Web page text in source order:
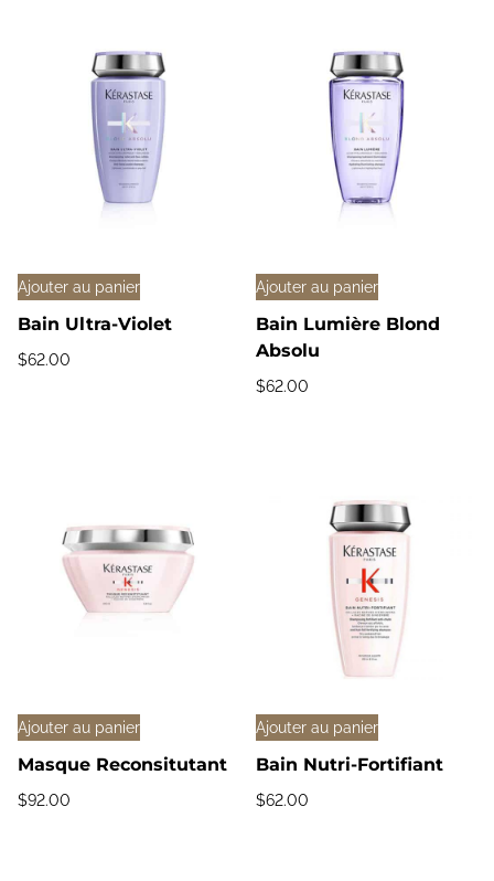
Ajouter au panier
Bain Ultra-Violet
$62.00
Ajouter au panier
Bain Lumière Blond
Absolu
$62.00
Ajouter au panier
Masque Reconsitutant
$92.00
Ajouter au panier
Bain Nutri-Fortifiant
$62.00